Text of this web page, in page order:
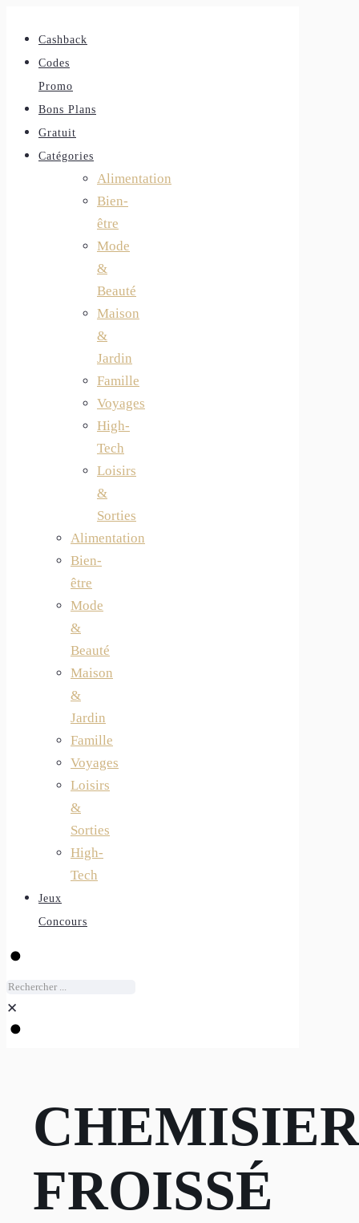
Cashback
Codes
Promo
Bons Plans
Gratuit
Catégories
Alimentation
Bien-
être
Mode
&
Beauté
Maison
&
Jardin
Famille
Voyages
High-
Tech
Loisirs
&
Sorties
Alimentation
Bien-
être
Mode
&
Beauté
Maison
&
Jardin
Famille
Voyages
Loisirs
&
Sorties
High-
Tech
Jeux
Concours
✕
FROISSÉ